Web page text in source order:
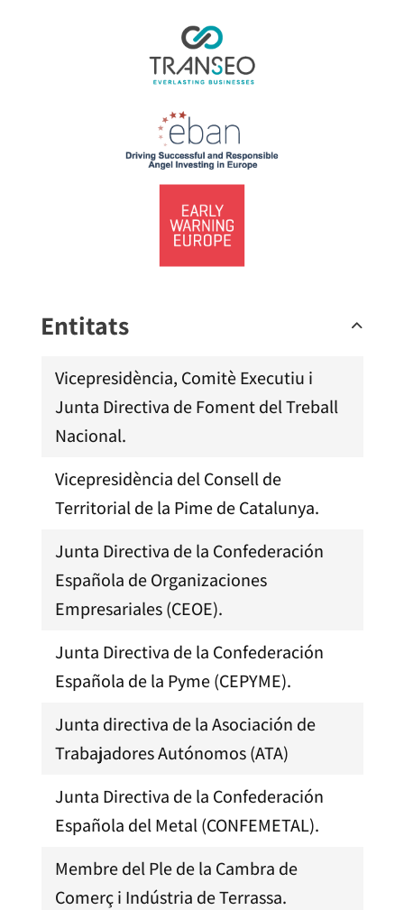
Entitats
Vicepresidència, Comitè Executiu i
Junta Directiva de Foment del Treball
Nacional.
Vicepresidència del Consell de
Territorial de la Pime de Catalunya.
Junta Directiva de la Confederación
Española de Organizaciones
Empresariales (CEOE).
Junta Directiva de la Confederación
Española de la Pyme (CEPYME).
Junta directiva de la Asociación de
Trabajadores Autónomos (ATA)
Junta Directiva de la Confederación
Española del Metal (CONFEMETAL).
Membre del Ple de la Cambra de
Comerç i Indústria de Terrassa.